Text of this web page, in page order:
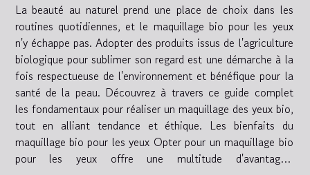
La beauté au naturel prend une place de choix dans les
routines quotidiennes, et le maquillage bio pour les yeux
n'y échappe pas. Adopter des produits issus de l'agriculture
biologique pour sublimer son regard est une démarche à la
fois respectueuse de l'environnement et bénéfique pour la
santé de la peau. Découvrez à travers ce guide complet
les fondamentaux pour réaliser un maquillage des yeux bio,
tout en alliant tendance et éthique. Les bienfaits du
maquillage bio pour les yeux Opter pour un maquillage bio
pour les yeux offre une multitude d'avantages,